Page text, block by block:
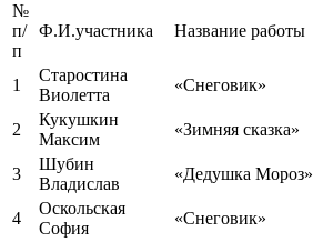
№
п/
п
Ф.И.участника Название работы
1
Старостина
Виолетта
«Снеговик»
2
Кукушкин
Максим
«Зимняя сказка»
3
Шубин
Владислав
«Дедушка Мороз»
4
Оскольская
София
«Снеговик»